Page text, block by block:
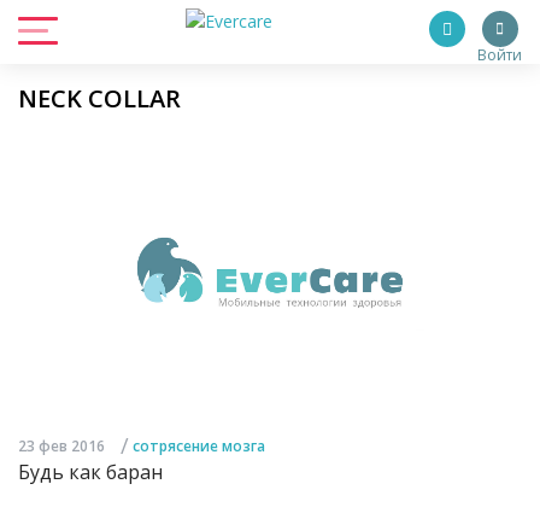
Войти
NECK COLLAR
23 фев 2016 / сотрясение мозга
Будь как баран